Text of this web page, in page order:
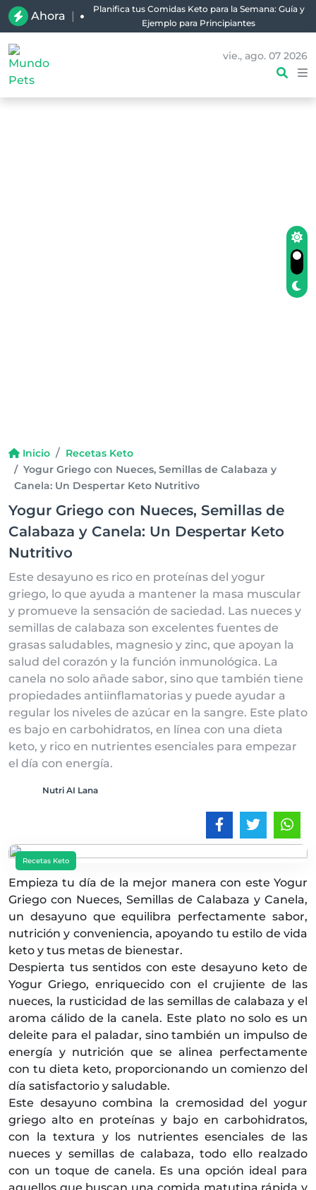
Ahora |
Planifica tus Comidas Keto para la Semana: Guía y
Ejemplo para Principiantes
vie., ago. 07 2026
Inicio
Recetas Keto
Yogur Griego con Nueces, Semillas de Calabaza y
Canela: Un Despertar Keto Nutritivo
Yogur Griego con Nueces, Semillas de
Calabaza y Canela: Un Despertar Keto
Nutritivo
Este desayuno es rico en proteínas del yogur
griego, lo que ayuda a mantener la masa muscular
y promueve la sensación de saciedad. Las nueces y
semillas de calabaza son excelentes fuentes de
grasas saludables, magnesio y zinc, que apoyan la
salud del corazón y la función inmunológica. La
canela no solo añade sabor, sino que también tiene
propiedades antiinflamatorias y puede ayudar a
regular los niveles de azúcar en la sangre. Este plato
es bajo en carbohidratos, en línea con una dieta
keto, y rico en nutrientes esenciales para empezar
el día con energía.
Nutri AI Lana
Recetas Keto
Empieza tu día de la mejor manera con este Yogur
Griego con Nueces, Semillas de Calabaza y Canela,
un desayuno que equilibra perfectamente sabor,
nutrición y conveniencia, apoyando tu estilo de vida
keto y tus metas de bienestar.
Despierta tus sentidos con este desayuno keto de
Yogur Griego, enriquecido con el crujiente de las
nueces, la rusticidad de las semillas de calabaza y el
aroma cálido de la canela. Este plato no solo es un
deleite para el paladar, sino también un impulso de
energía y nutrición que se alinea perfectamente
con tu dieta keto, proporcionando un comienzo del
día satisfactorio y saludable.
Este desayuno combina la cremosidad del yogur
griego alto en proteínas y bajo en carbohidratos,
con la textura y los nutrientes esenciales de las
nueces y semillas de calabaza, todo ello realzado
con un toque de canela. Es una opción ideal para